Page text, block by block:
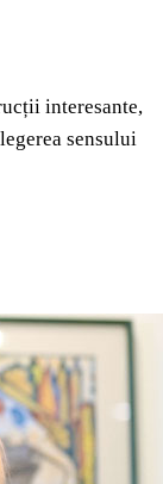
interesante,
sensului